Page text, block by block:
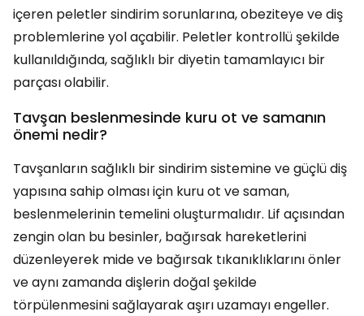
içeren peletler sindirim sorunlarına, obeziteye ve diş
problemlerine yol açabilir. Peletler kontrollü şekilde
kullanıldığında, sağlıklı bir diyetin tamamlayıcı bir
parçası olabilir.
Tavşan beslenmesinde kuru ot ve samanın
önemi nedir?
Tavşanların sağlıklı bir sindirim sistemine ve güçlü diş
yapısına sahip olması için kuru ot ve saman,
beslenmelerinin temelini oluşturmalıdır. Lif açısından
zengin olan bu besinler, bağırsak hareketlerini
düzenleyerek mide ve bağırsak tıkanıklıklarını önler
ve aynı zamanda dişlerin doğal şekilde
törpülenmesini sağlayarak aşırı uzamayı engeller.